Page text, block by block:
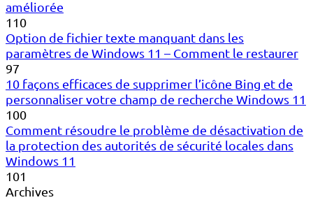
améliorée
110
Option de fichier texte manquant dans les
paramètres de Windows 11 – Comment le restaurer
97
10 façons efficaces de supprimer l’icône Bing et de
personnaliser votre champ de recherche Windows 11
100
Comment résoudre le problème de désactivation de
la protection des autorités de sécurité locales dans
Windows 11
101
Archives